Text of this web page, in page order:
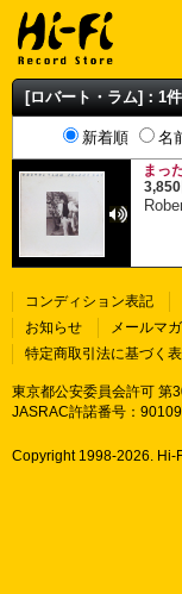
[ロバート・ラム]：1
新着順 名
まっ
3,850
コンディション表記
お知らせ
メールマ
特定商取引法に基づく
東京都公安委員会許可 第
JASRAC許諾番号：
Copyright 1998-2026. Hi-